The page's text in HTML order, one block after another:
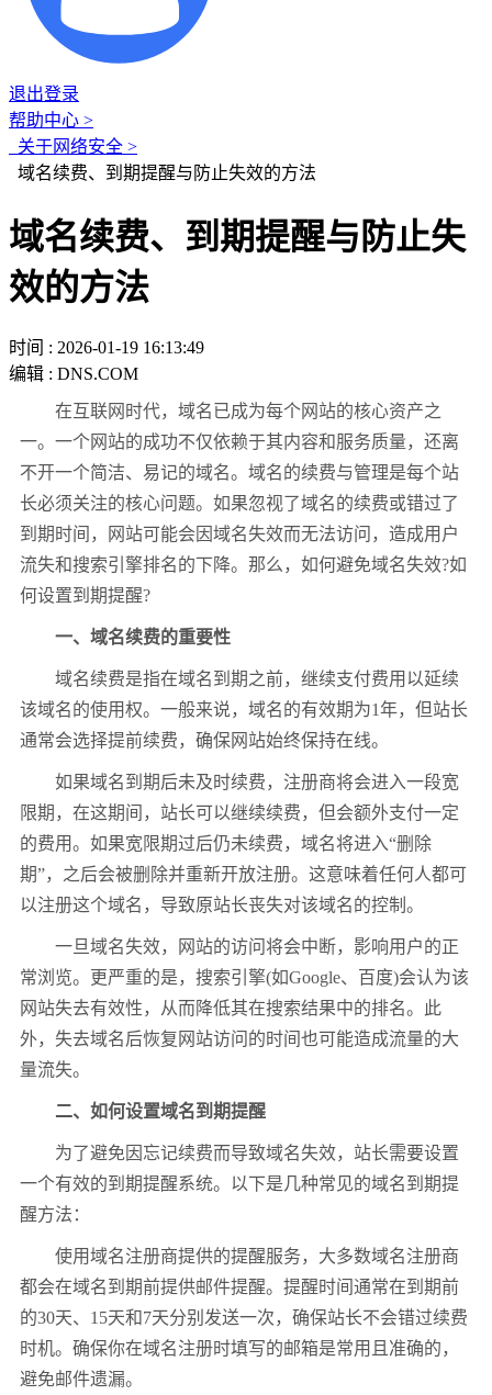
退出登录
帮助中心 >
关于网络安全 >
域名续费、到期提醒与防止失效的方法
域名续费、到期提醒与防止失
效的方法
时间 : 2026-01-19 16:13:49
编辑 : DNS.COM
在互联网时代，域名已成为每个网站的核心资产之
一。一个网站的成功不仅依赖于其内容和服务质量，还离
不开一个简洁、易记的域名。域名的续费与管理是每个站
长必须关注的核心问题。如果忽视了域名的续费或错过了
到期时间，网站可能会因域名失效而无法访问，造成用户
流失和搜索引擎排名的下降。那么，如何避免域名失效?如
何设置到期提醒?
一、域名续费的重要性
域名续费是指在域名到期之前，继续支付费用以延续
该域名的使用权。一般来说，域名的有效期为1年，但站长
通常会选择提前续费，确保网站始终保持在线。
如果域名到期后未及时续费，注册商将会进入一段宽
限期，在这期间，站长可以继续续费，但会额外支付一定
的费用。如果宽限期过后仍未续费，域名将进入“删除
期”，之后会被删除并重新开放注册。这意味着任何人都可
以注册这个域名，导致原站长丧失对该域名的控制。
一旦域名失效，网站的访问将会中断，影响用户的正
常浏览。更严重的是，搜索引擎(如Google、百度)会认为该
网站失去有效性，从而降低其在搜索结果中的排名。此
外，失去域名后恢复网站访问的时间也可能造成流量的大
量流失。
二、如何设置域名到期提醒
为了避免因忘记续费而导致域名失效，站长需要设置
一个有效的到期提醒系统。以下是几种常见的域名到期提
醒方法：
使用域名注册商提供的提醒服务，大多数域名注册商
都会在域名到期前提供邮件提醒。提醒时间通常在到期前
的30天、15天和7天分别发送一次，确保站长不会错过续费
时机。确保你在域名注册时填写的邮箱是常用且准确的，
避免邮件遗漏。